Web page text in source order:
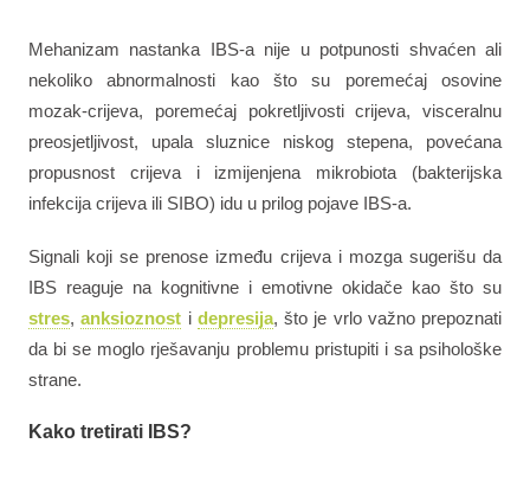
Mehanizam nastanka IBS-a nije u potpunosti shvaćen ali
nekoliko abnormalnosti kao što su poremećaj osovine
mozak-crijeva, poremećaj pokretljivosti crijeva, visceralnu
preosjetljivost, upala sluznice niskog stepena, povećana
propusnost crijeva i izmijenjena mikrobiota (bakterijska
infekcija crijeva ili SIBO) idu u prilog pojave IBS-a.
Signali koji se prenose između crijeva i mozga sugerišu da
IBS reaguje na kognitivne i emotivne okidače kao što su
stres,anksioznost i depresija, što je vrlo važno prepoznati
da bi se moglo rješavanju problemu pristupiti i sa psihološke
strane.
Kako tretirati IBS?